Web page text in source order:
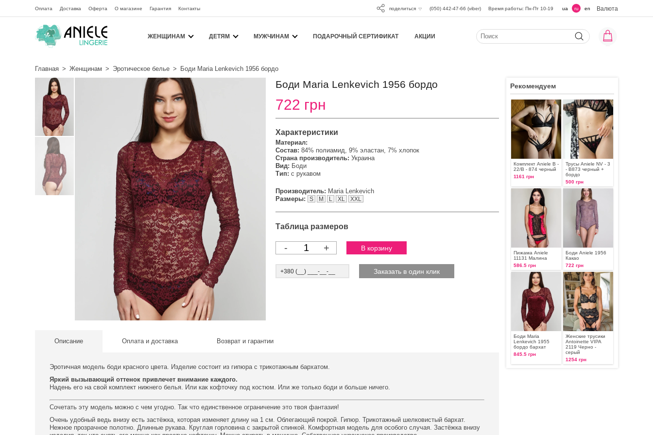
Оплата Доставка Оферта О магазине Гарантия Контакты поделиться (050) 442-47-66 (viber) Время работы: Пн-Пт 10-19 ua ru en Валюта
ЖЕНЩИНАМ ДЕТЯМ МУЖЧИНАМ ПОДАРОЧНЫЙ СЕРТИФИКАТ АКЦИИ
Главная > Женщинам > Эротическое белье > Боди Maria Lenkeviсh 1956 бордо
Боди Maria Lenkeviсh 1956 бордо
722 грн
Характеристики
Материал:
Состав: 84% полиамид, 9% эластан, 7% хлопок
Страна производитель: Украина
Вид: Боди
Тип: с рукавом
Производитель: Maria Lenkevich
Размеры:
S M L XL XXL
Таблица размеров
- +
Описание Оплата и доставка Возврат и гарантии
Эротичная модель боди красного цвета. Изделие состоит из гипюра с трикотажным бархатом.
Яркий вызывающий оттенок привлечет внимание каждого.
Надень его на свой комплект нижнего белья. Или как кофточку под костюм. Или же только боди и больше ничего.
Сочетать эту модель можно с чем угодно. Так что единственное ограничение это твоя фантазия!
Очень удобный ведь внизу есть застёжка, которая изменяет длину на 1 см. Облегающий покрой. Гипюр. Трикотажный шелковистый бархат.
Нежное прозрачное полотно. Длинные рукава. Круглая горловина с закрытой спинкой. Комфортная модель для особого случая. Застёжка внизу
Рекомендуем
Комплект Aniele В -
22/В - 874 черный
1161 грн
Трусы Aniele NV - 3
- B873 черный +
бордо
500 грн
Пижама Aniele
11131 Малина
586.5 грн
Боди Aniele 1956
Какао
722 грн
Боди Maria
Lenkeviсh 1955
бордо бархат
845.5 грн
Женские трусики
Antoinette VIPA
2119 Черно -
серый
1254 грн